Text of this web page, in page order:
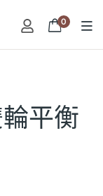
0
平衡